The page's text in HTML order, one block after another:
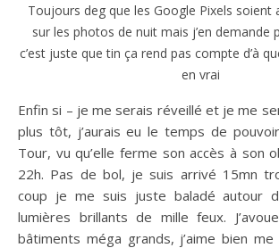
Toujours deg que les Google Pixels soient
sur les photos de nuit mais j’en demande
c’est juste que tin ça rend pas compte d’à
en vrai
Enfin si – je me serais réveillé et je me
plus tôt, j’aurais eu le temps de
Tour, vu qu’elle ferme son accès à son
22h. Pas de bol, je suis arrivé 15mn
coup je me suis juste baladé autour
lumières brillants de mille feux.
bâtiments méga grands, j’aime bien